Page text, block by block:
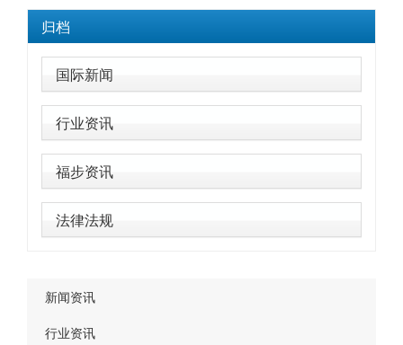
归档
国际新闻
行业资讯
福步资讯
法律法规
新闻资讯
行业资讯